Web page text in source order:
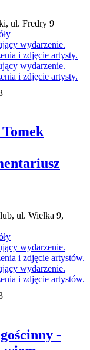
ul. Fredry 9
ul. Wielka 9,
-